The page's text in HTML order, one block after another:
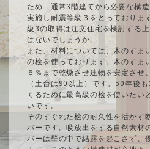
ため 通常3階建てから必要な構
実施し耐震等級３をとっておりま
級3の取得は注文住宅を検討する
はないでしょうか。
また、材料については、木のすま
の桧を使っております。木のすま
５％まで乾燥させ建物を安定させ
（土台は90以上）です。50年後
くるために最高級の桧を使いたい
いです。
そのすぐれた桧の耐久性を活かす
バーです。吸放出をする自然素材
バーは壁の中で結露を起こさず、